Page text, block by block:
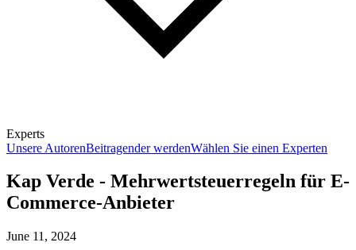
Experts
Unsere AutorenBeitragender werdenWählen Sie einen Experten
Kap Verde - Mehrwertsteuerregeln für E-
Commerce-Anbieter
June 11, 2024